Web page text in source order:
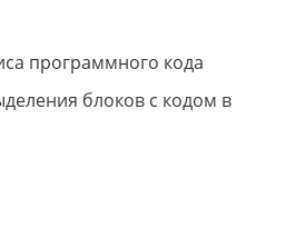
блоков с кодом в